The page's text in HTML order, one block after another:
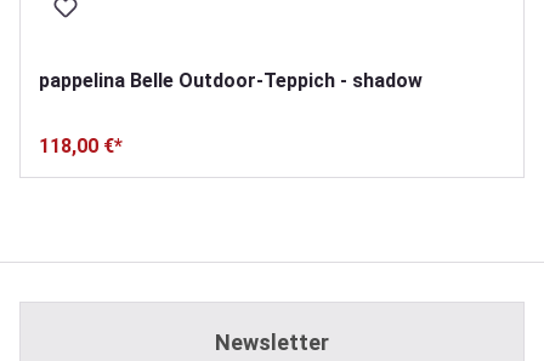
pappelina Belle Outdoor-Teppich - shadow
118,00 €*
Newsletter